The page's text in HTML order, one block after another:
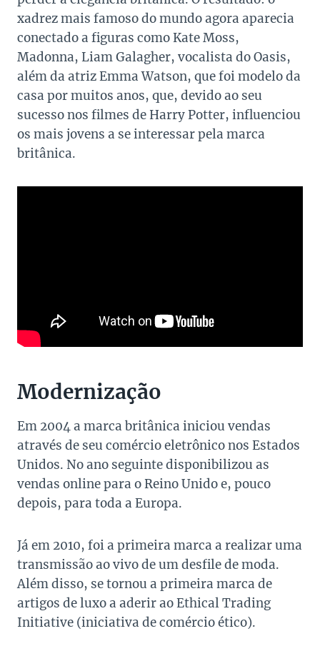
xadrez mais famoso do mundo agora aparecia
conectado a figuras como Kate Moss,
Madonna, Liam Galagher, vocalista do Oasis,
além da atriz Emma Watson, que foi modelo da
casa por muitos anos, que, devido ao seu
sucesso nos filmes de Harry Potter, influenciou
os mais jovens a se interessar pela marca
britânica.
Modernização
Em 2004 a marca britânica iniciou vendas
através de seu comércio eletrônico nos Estados
Unidos. No ano seguinte disponibilizou as
vendas online para o Reino Unido e, pouco
depois, para toda a Europa.
Já em 2010, foi a primeira marca a realizar uma
transmissão ao vivo de um desfile de moda.
Além disso, se tornou a primeira marca de
artigos de luxo a aderir ao Ethical Trading
Initiative (iniciativa de comércio ético).